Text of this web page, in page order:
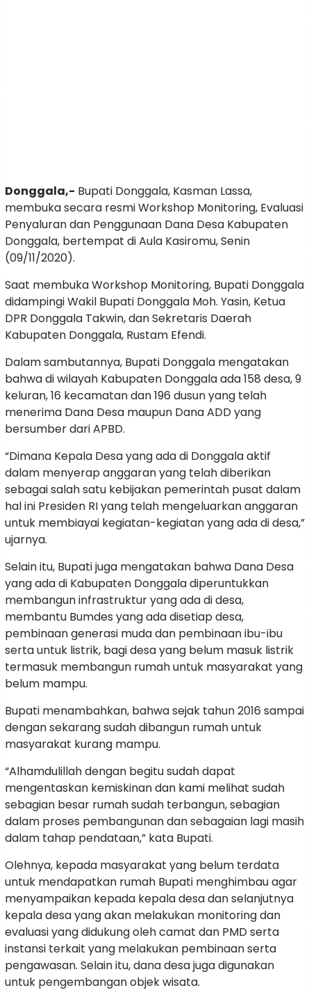
Donggala,- Bupati Donggala, Kasman Lassa,
membuka secara resmi Workshop Monitoring, Evaluasi
Penyaluran dan Penggunaan Dana Desa Kabupaten
Donggala, bertempat di Aula Kasiromu, Senin
(09/11/2020).
Saat membuka Workshop Monitoring, Bupati Donggala
didampingi Wakil Bupati Donggala Moh. Yasin, Ketua
DPR Donggala Takwin, dan Sekretaris Daerah
Kabupaten Donggala, Rustam Efendi.
Dalam sambutannya, Bupati Donggala mengatakan
bahwa di wilayah Kabupaten Donggala ada 158 desa, 9
keluran, 16 kecamatan dan 196 dusun yang telah
menerima Dana Desa maupun Dana ADD yang
bersumber dari APBD.
“Dimana Kepala Desa yang ada di Donggala aktif
dalam menyerap anggaran yang telah diberikan
sebagai salah satu kebijakan pemerintah pusat dalam
hal ini Presiden RI yang telah mengeluarkan anggaran
untuk membiayai kegiatan-kegiatan yang ada di desa,”
ujarnya.
Selain itu, Bupati juga mengatakan bahwa Dana Desa
yang ada di Kabupaten Donggala diperuntukkan
membangun infrastruktur yang ada di desa,
membantu Bumdes yang ada disetiap desa,
pembinaan generasi muda dan pembinaan ibu-ibu
serta untuk listrik, bagi desa yang belum masuk listrik
termasuk membangun rumah untuk masyarakat yang
belum mampu.
Bupati menambahkan, bahwa sejak tahun 2016 sampai
dengan sekarang sudah dibangun rumah untuk
masyarakat kurang mampu.
“Alhamdulillah dengan begitu sudah dapat
mengentaskan kemiskinan dan kami melihat sudah
sebagian besar rumah sudah terbangun, sebagian
dalam proses pembangunan dan sebagaian lagi masih
dalam tahap pendataan,” kata Bupati.
Olehnya, kepada masyarakat yang belum terdata
untuk mendapatkan rumah Bupati menghimbau agar
menyampaikan kepada kepala desa dan selanjutnya
kepala desa yang akan melakukan monitoring dan
evaluasi yang didukung oleh camat dan PMD serta
instansi terkait yang melakukan pembinaan serta
pengawasan. Selain itu, dana desa juga digunakan
untuk pengembangan objek wisata.